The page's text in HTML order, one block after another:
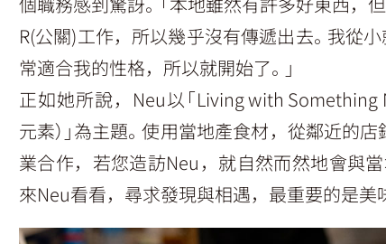
R(公關)工作，所以幾乎沒有傳遞出去。我從
常適合我的性格，所以就開始了。」
正如她所說，Neu以「Living with Something
元素）」為主題。使用當地產食材，從鄰近的
業合作，若您造訪Neu，就自然而然地會與當
來Neu看看，尋求發現與相遇，最重要的是美